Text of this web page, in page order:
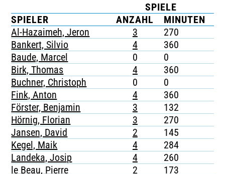
TICKETING
SPIELE
SPIELER
ANZAHL MINUTEN
Al-Hazaimeh, Jeron
3 270
Bankert, Silvio
4 360
Baude, Marcel
0 0
Birk, Thomas
4 360
Buchner, Christoph
0 0
Fink, Anton
4 360
Förster, Benjamin
3 132
Hörnig, Florian
3 270
Jansen, David
2 145
Kegel, Maik
4 284
Landeka, Josip
4 260
le Beau, Pierre
2 173